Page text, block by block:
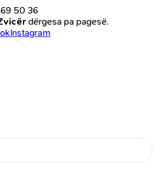
50 36
dërgesa pa pagesë.
Instagram